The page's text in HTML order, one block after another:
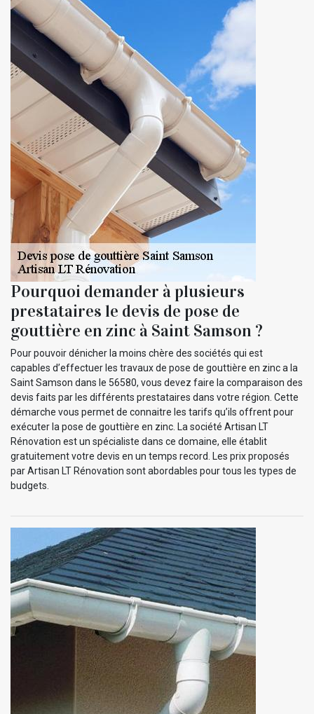
Pourquoi demander à plusieurs
prestataires le devis de pose de
gouttière en zinc à Saint Samson ?
Pour pouvoir dénicher la moins chère des sociétés qui est
capables d’effectuer les travaux de pose de gouttière en zinc a la
Saint Samson dans le 56580, vous devez faire la comparaison des
devis faits par les différents prestataires dans votre région. Cette
démarche vous permet de connaitre les tarifs qu’ils offrent pour
exécuter la pose de gouttière en zinc. La société Artisan LT
Rénovation est un spécialiste dans ce domaine, elle établit
gratuitement votre devis en un temps record. Les prix proposés
par Artisan LT Rénovation sont abordables pour tous les types de
budgets.